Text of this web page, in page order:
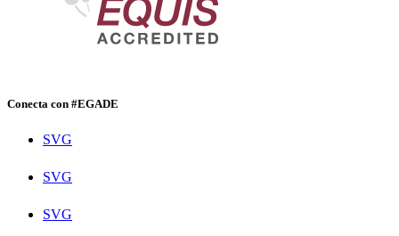
Conecta con #EGADE
SVG
SVG
SVG